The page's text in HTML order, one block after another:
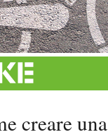
creare